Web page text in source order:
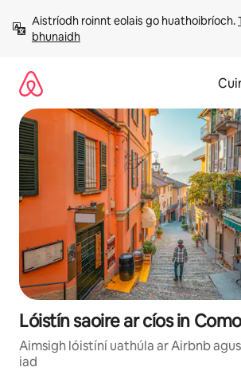
chuig
ábhar
Aistríodh roinnt eolais go huathoibríoch.
bhunaidh
Lóistín saoire ar cíos in Como
Aimsigh lóistíní uathúla ar Airbnb
iad